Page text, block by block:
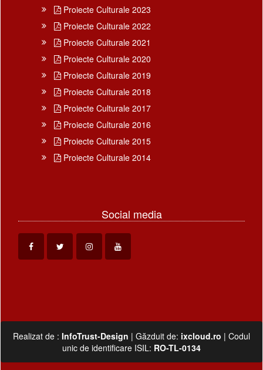
Proiecte Culturale 2023
Proiecte Culturale 2022
Proiecte Culturale 2021
Proiecte Culturale 2020
Proiecte Culturale 2019
Proiecte Culturale 2018
Proiecte Culturale 2017
Proiecte Culturale 2016
Proiecte Culturale 2015
Proiecte Culturale 2014
Social media
Realizat de : InfoTrust-Design | Găzduit de: ixcloud.ro | Codul
unic de identificare ISIL: RO-TL-0134